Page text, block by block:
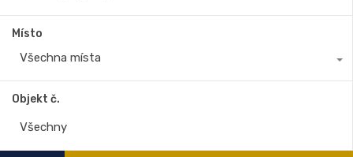
Místo
Všechna místa
Objekt č.